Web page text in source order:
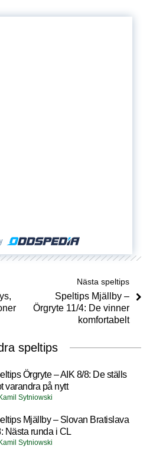
Nästa speltips
Speltips Mjällby –
Örgryte 11/4: De vinner
komfortabelt
speltips
Örgryte – AIK 8/8: De ställs
varandra på nytt
Sytniowski
Mjällby – Slovan Bratislava
Nästa runda i CL
Sytniowski